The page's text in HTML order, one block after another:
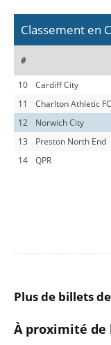
Classement en
#
10 Cardiff City
11
Charlton Athletic FC
12
Norwich City
13
Preston North End
14
QPR
Plus de billets
À proximité de